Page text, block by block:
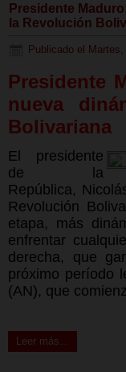
Presidente
la Revolución
Publicado el
Presidente
nueva
Bolivariana
El presidente
de la
República,
Revolución
etapa, más
enfrentar
derecha, que
próximo período
(AN), que
Leer más...